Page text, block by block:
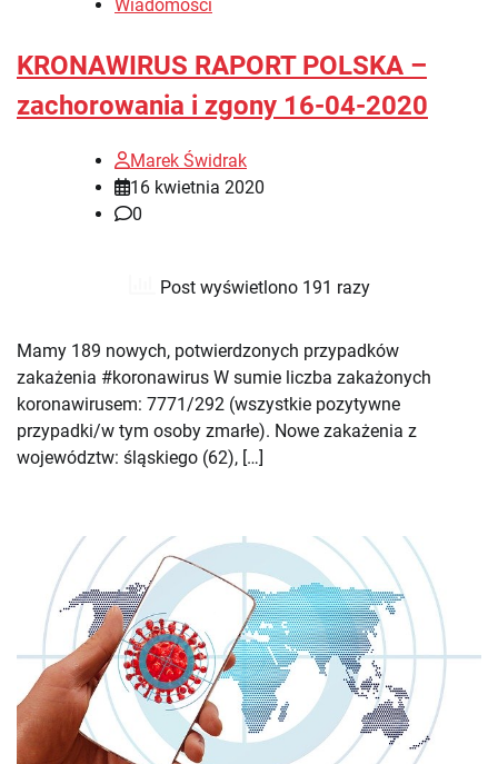
Wiadomości
KRONAWIRUS RAPORT POLSKA –
zachorowania i zgony 16-04-2020
Marek Świdrak
16 kwietnia 2020
0
Post wyświetlono 191 razy
Mamy 189 nowych, potwierdzonych przypadków
zakażenia #koronawirus W sumie liczba zakażonych
koronawirusem: 7771/292 (wszystkie pozytywne
przypadki/w tym osoby zmarłe). Nowe zakażenia z
województw: śląskiego (62), […]